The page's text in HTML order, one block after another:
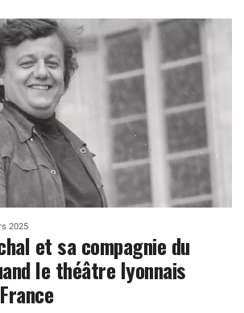
2025
et sa compagnie du
le théâtre lyonnais